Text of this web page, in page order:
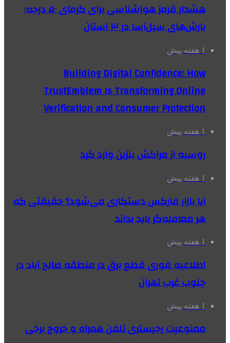
هشدار قرمز هواشناسی برای گرمای ۵۰ درجه؛
بارش‌های سیل‌آسا در ۳ استان
1 هفته پیش
Building Digital Confidence: How
TrustEmblem Is Transforming Online
Verification and Consumer Protection
1 هفته پیش
روسیه از مراکش بنزین وارد کرد
1 هفته پیش
آیا بازار فارکس دستکاری می‌شود؟ حقیقتی که
هر معامله‌گر باید بداند
1 هفته پیش
اطلاعیه فوری قطع برق در منطقه صالح آباد در
جنوب غرب تهران
1 هفته پیش
ممنوعیت رجیستری تلفن همراه و خروج برخی